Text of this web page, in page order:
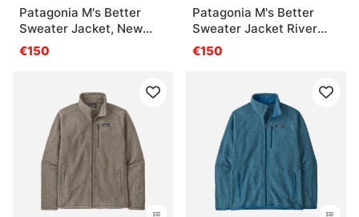
Patagonia M's Better
Sweater Jacket, New
Navy
€150
Patagonia M's Better
Sweater Jacket River
Rock Green
€150